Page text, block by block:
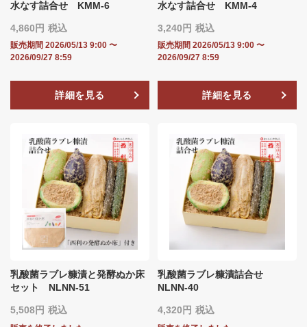
水なす詰合せ KMM-6
4,860 税込
販売期間 2026/05/13 9:00 〜
2026/09/27 8:59
詳細を見る
水なす詰合せ KMM-4
3,240 税込
販売期間 2026/05/13 9:00 〜
2026/09/27 8:59
詳細を見る
乳酸菌ラブレ糠漬と発酵ぬか床
セット NLNN‐51
5,508 税込
乳酸菌ラブレ糠漬詰合せ
NLNN‐40
4,320 税込